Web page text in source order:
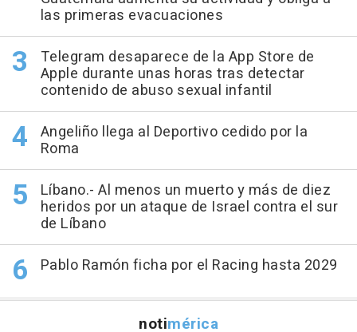
las primeras evacuaciones
Telegram desaparece de la App Store de
Apple durante unas horas tras detectar
contenido de abuso sexual infantil
Angeliño llega al Deportivo cedido por la
Roma
Líbano.- Al menos un muerto y más de diez
heridos por un ataque de Israel contra el sur
de Líbano
Pablo Ramón ficha por el Racing hasta 2029
notimérica